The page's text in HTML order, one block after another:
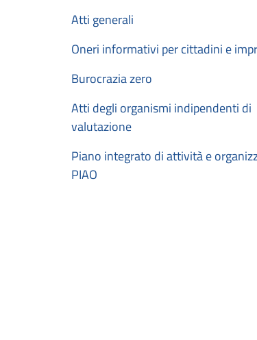
Atti generali
Oneri informativi per cittadini e
Burocrazia zero
Atti degli organismi indipendenti di
valutazione
Piano integrato di attività e
PIAO